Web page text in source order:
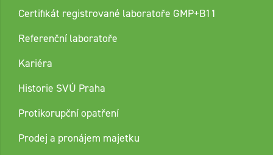
Certifikát registrované laboratoře GMP+B11
Referenční laboratoře
Kariéra
Historie SVÚ Praha
Protikorupční opatření
Prodej a pronájem majetku